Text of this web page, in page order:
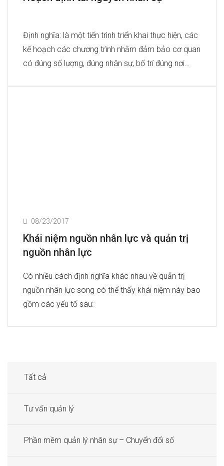
Định nghĩa: là một tiến trình triển khai thực hiện, các
kế hoạch các chương trình nhằm đảm bảo cơ quan
có đúng số lượng, đúng nhân sự, bố trí đúng nơi…
08/23/2017
Khái niệm nguồn nhân lực và quản trị
nguồn nhân lực
Có nhiều cách định nghĩa khác nhau về quản trị
nguồn nhân lực song có thể thấy khái niệm này bao
gồm các yếu tố sau:
Tất cả
Tư vấn quản lý
Phần mềm quản lý nhân sự – Chuyển đổi số